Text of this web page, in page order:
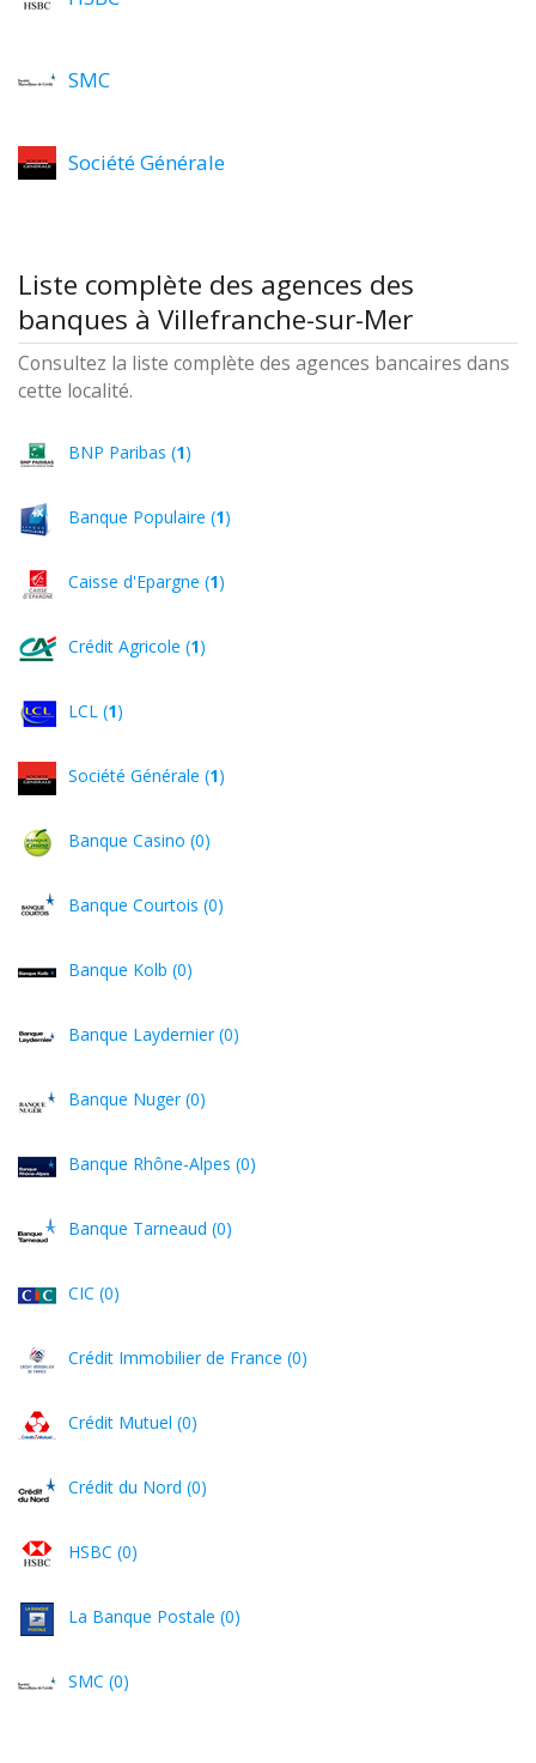
SMC
Société Générale
Liste complète des agences des
banques à Villefranche-sur-Mer
Consultez la liste complète des agences bancaires dans
cette localité.
BNP Paribas (1)
Banque Populaire (1)
Caisse d'Epargne (1)
Crédit Agricole (1)
LCL (1)
Société Générale (1)
Banque Casino (0)
Banque Courtois (0)
Banque Kolb (0)
Banque Laydernier (0)
Banque Nuger (0)
Banque Rhône-Alpes (0)
Banque Tarneaud (0)
CIC (0)
Crédit Immobilier de France (0)
Crédit Mutuel (0)
Crédit du Nord (0)
HSBC (0)
La Banque Postale (0)
SMC (0)